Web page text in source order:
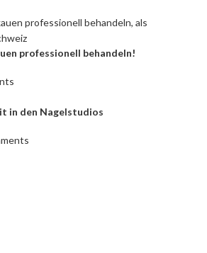
professionell behandeln!
in den Nagelstudios